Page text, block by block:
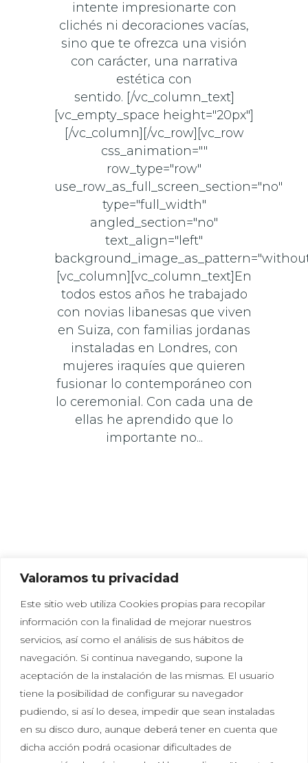
Valoramos tu privacidad
Este sitio web utiliza Cookies propias para recopilar
información con la finalidad de mejorar nuestros
servicios, así como el análisis de sus hábitos de
navegación. Si continua navegando, supone la
aceptación de la instalación de las mismas. El usuario
tiene la posibilidad de configurar su navegador
pudiendo, si así lo desea, impedir que sean instaladas
en su disco duro, aunque deberá tener en cuenta que
dicha acción podrá ocasionar dificultades de
intente impresionarte con
clichés ni decoraciones vacías,
sino que te ofrezca una visión
con carácter, una narrativa
estética con
sentido. [/vc_column_text]
[vc_empty_space height="20px"]
[/vc_column][/vc_row][vc_row
css_animation=""
row_type="row"
use_row_as_full_screen_section="no"
type="full_width"
angled_section="no"
text_align="left"
[vc_column][vc_column_text]En
todos estos años he trabajado
con novias libanesas que viven
en Suiza, con familias jordanas
instaladas en Londres, con
mujeres iraquíes que quieren
fusionar lo contemporáneo con
lo ceremonial. Con cada una de
ellas he aprendido que lo
importante no...
Política de privacidad | Política de cookies
Aviso
legal